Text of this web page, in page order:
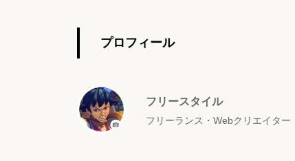
プロフィール
フリースタイル
フリーランス・Webクリエイター